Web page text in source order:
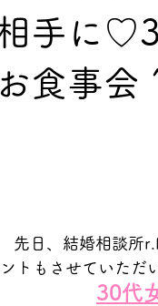
手に
食事会
先日、結婚相談所
トもさせていただ
30代